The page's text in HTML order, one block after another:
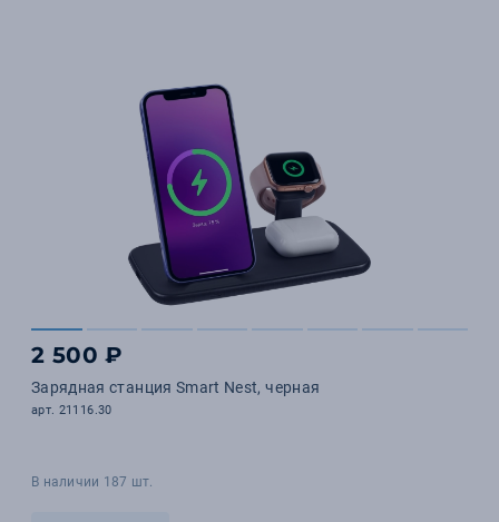
2 500 ₽
Зарядная станция Smart Nest, черная
арт. 21116.30
В наличии 187 шт.